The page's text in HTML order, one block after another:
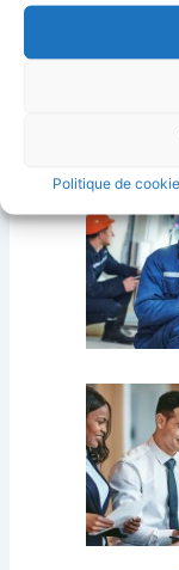
Politique de